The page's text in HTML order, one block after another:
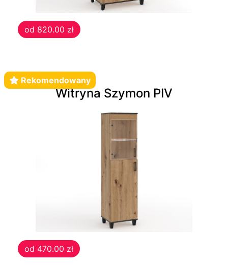
od 820.00 zł
Witryna Szymon PIV
Rekomendowany
od 470.00 zł